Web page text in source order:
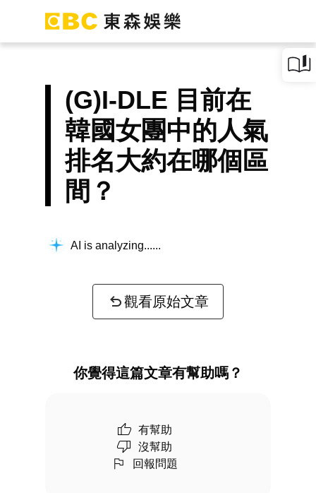
(G)I-DLE 目前在
韓國女團中的人氣
排名大約在哪個區
間？
AI is analyzing...
觀看原始文章
你覺得這篇文章有幫助嗎？
有幫助
沒幫助
回報問題